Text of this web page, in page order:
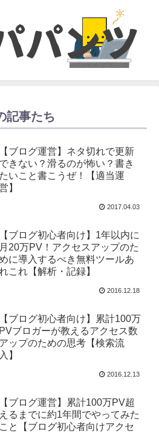
記事たち
【ブログ運営】ネタ切れで更新
できない？滑るのが怖い？書き
たいこと書こうぜ！【適当運
】
2017.04.03
【ブログ初心者向け】1年以内に
月20万PV！アクセスアップのた
に導入するべき無料ツールあ
れこれ【解析・記録】
2016.12.18
【ブログ初心者向け】累計100万
PVブロガーが教えるアクセス数
アップのための思考【検索流
入】
2016.12.13
【ブログ運営】累計100万PV超
えるまでに約1年間でやってみた
こと【ブログ初心者向けアクセ